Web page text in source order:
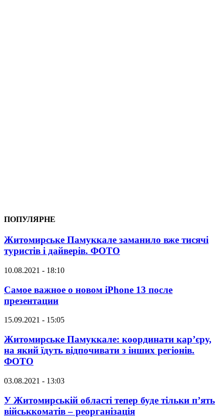
ПОПУЛЯРНЕ
Житомирське Памуккале заманило вже тисячі
туристів і дайверів. ФОТО
10.08.2021 - 18:10
Самое важное о новом iPhone 13 после
презентации
15.09.2021 - 15:05
Житомирське Памуккале: координати кар’єру,
на який їдуть відпочивати з інших регіонів.
ФОТО
03.08.2021 - 13:03
У Житомирській області тепер буде тільки п’ять
військкоматів – реорганізація